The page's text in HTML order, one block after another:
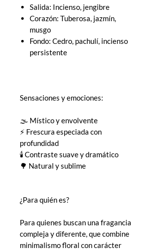
Salida: Incienso, jengibre
Corazón: Tuberosa, jazmín,
musgo
Fondo: Cedro, pachulí, incienso
persistente
Sensaciones y emociones:
🌫️ Místico y envolvente
⚡ Frescura especiada con
profundidad
🕯️ Contraste suave y dramático
🌳 Natural y sublime
¿Para quién es?
Para quienes buscan una fragancia
compleja y diferente, que combine
minimalismo floral con carácter